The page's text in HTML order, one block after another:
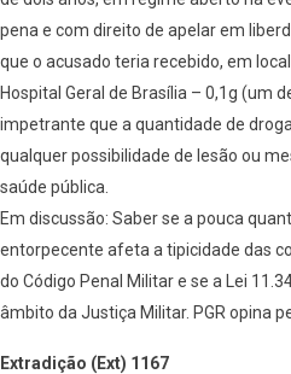
pena e com direito de apelar em
que o acusado teria recebido, em
Hospital Geral de Brasília – 0,1g (um
impetrante que a quantidade de
qualquer possibilidade de lesão ou
saúde pública.
Em discussão: Saber se a pouca
entorpecente afeta a tipicidade das
do Código Penal Militar e se a Lei
âmbito da Justiça Militar. PGR opina
Extradição (Ext) 1167